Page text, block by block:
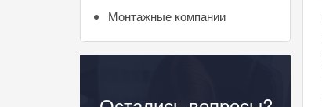
Монтажные компании